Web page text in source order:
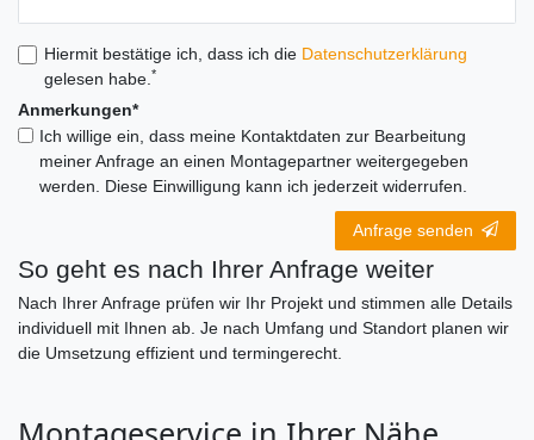
Hiermit bestätige ich, dass ich die Daten­schutz­erklärung
gelesen habe. *
Anmerkungen*
Ich willige ein, dass meine Kontaktdaten zur Bearbeitung
meiner Anfrage an einen Montagepartner weitergegeben
werden. Diese Einwilligung kann ich jederzeit widerrufen.
Anfrage senden
So geht es nach Ihrer Anfrage weiter
Nach Ihrer Anfrage prüfen wir Ihr Projekt und stimmen alle Details
individuell mit Ihnen ab. Je nach Umfang und Standort planen wir
die Umsetzung effizient und termingerecht.